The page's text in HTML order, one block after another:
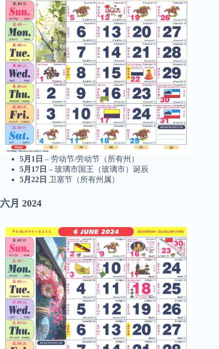
5月1日 – 劳动节/劳动节（所有州）
5月17日 – 玻璃市国王（玻璃市）诞辰
5月22日 卫塞节（所有州属）
六月 2024